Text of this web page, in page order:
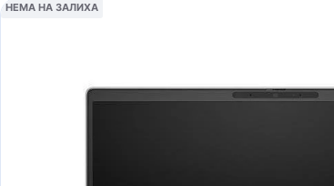
НЕМА НА ЗАЛИХА